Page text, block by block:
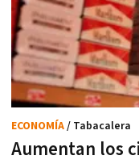
Aumentan los
ECONOMÍA/ Tabacalera